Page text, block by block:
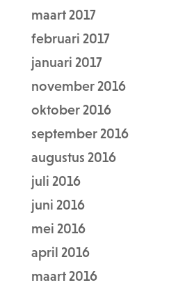
maart 2017
februari 2017
januari 2017
november 2016
oktober 2016
september 2016
augustus 2016
juli 2016
juni 2016
mei 2016
april 2016
maart 2016